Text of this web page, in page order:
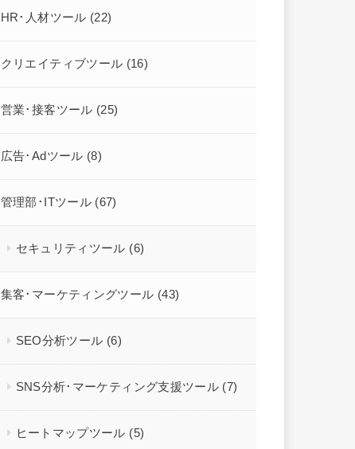
HR･人材ツール (22)
クリエイティブツール (16)
営業･接客ツール (25)
広告･Adツール (8)
管理部･ITツール (67)
セキュリティツール (6)
集客･マーケティングツール (43)
SEO分析ツール (6)
SNS分析･マーケティング支援ツール (7)
ヒートマップツール (5)